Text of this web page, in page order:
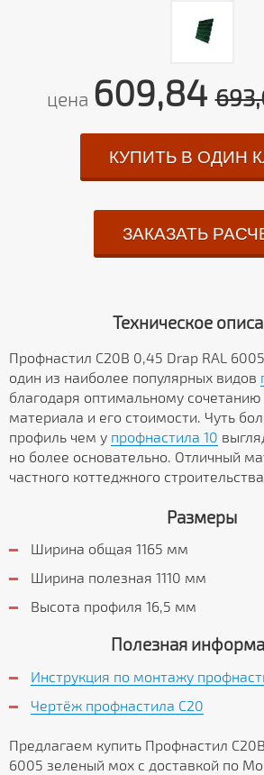
цена 609,84
КУПИТЬ В ОДИН
ЗАКАЗАТЬ
Техническое
Профнастил С20В 0,45 Drap RAL
один из наиболее популярных видов
благодаря оптимальному сочетанию
материала и его стоимости. Чуть
профиль чем у профнастила 10
но более основательно. Отличный
частного коттеджного
Размеры
Ширина общая 1165 мм
Ширина полезная 1110 мм
Высота профиля 16,5 мм
Полезная
Инструкция по монтажу
Чертёж профнастила C20
Предлагаем купить Профнастил
6005 зеленый мох с доставкой по